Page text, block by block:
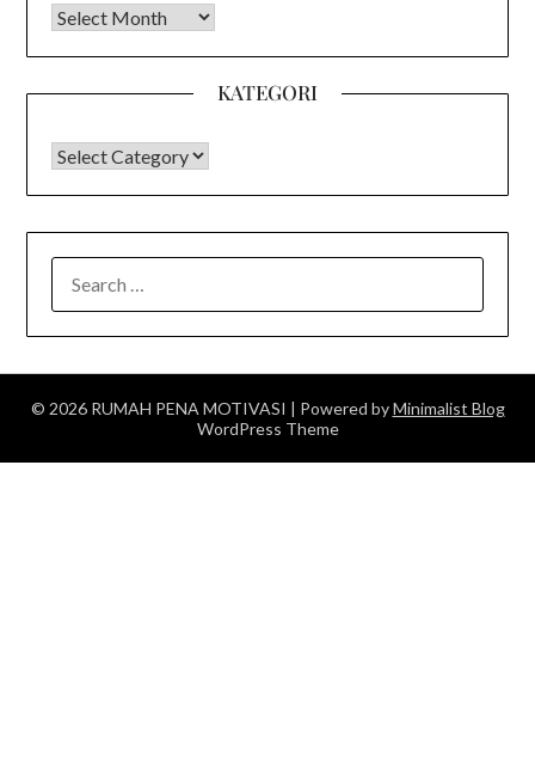
Arsip
KATEGORI
KATEGORI
FOR:
© 2026 RUMAH PENA MOTIVASI | Powered byMinimalist Blog
WordPress Theme